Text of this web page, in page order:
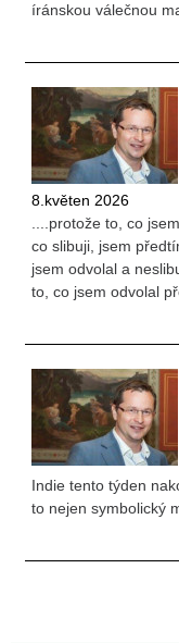
íránskou válečnou
8.květen 2026
....protože to, co
co slibuji, jsem
jsem odvolal a
to, co jsem odvolal
Indie tento týden
to nejen symbolický